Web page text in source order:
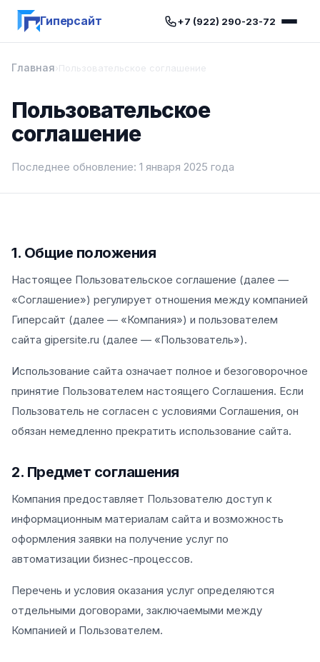
Гиперсайт +7 (922) 290-23-72
Главная›Пользовательское соглашение
Пользовательское
соглашение
Последнее обновление: 1 января 2025 года
1. Общие положения
Настоящее Пользовательское соглашение (далее —
«Соглашение») регулирует отношения между компанией
Гиперсайт (далее — «Компания») и пользователем
сайта gipersite.ru (далее — «Пользователь»).
Использование сайта означает полное и безоговорочное
принятие Пользователем настоящего Соглашения. Если
Пользователь не согласен с условиями Соглашения, он
обязан немедленно прекратить использование сайта.
2. Предмет соглашения
Компания предоставляет Пользователю доступ к
информационным материалам сайта и возможность
оформления заявки на получение услуг по
автоматизации бизнес-процессов.
Перечень и условия оказания услуг определяются
отдельными договорами, заключаемыми между
Компанией и Пользователем.